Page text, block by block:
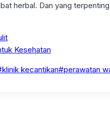
herbal. Dan yang
Kesehatan
klinik kecantikan#perawatan